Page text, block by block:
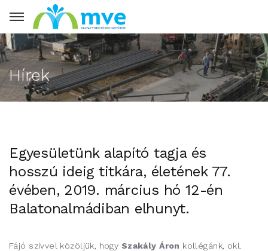
Hírek
Egyesületünk alapító tagja és
hosszú ideig titkára, életének 77.
évében, 2019. március hó 12-én
Balatonalmádiban elhunyt.
Fájó szívvel közöljük, hogy Szakály Áron kollégánk, okl.